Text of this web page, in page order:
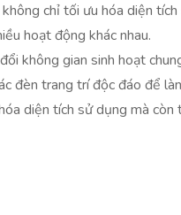
chỉ tối ưu hóa diện
hoạt động khác nhau.
không gian sinh hoạt
đèn trang trí độc đáo để
diện tích sử dụng mà